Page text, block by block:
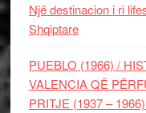
Një destinacion i ri
Shqiptare
PUEBLO (1966) /
VALENCIA QË
PRITJE (1937 –